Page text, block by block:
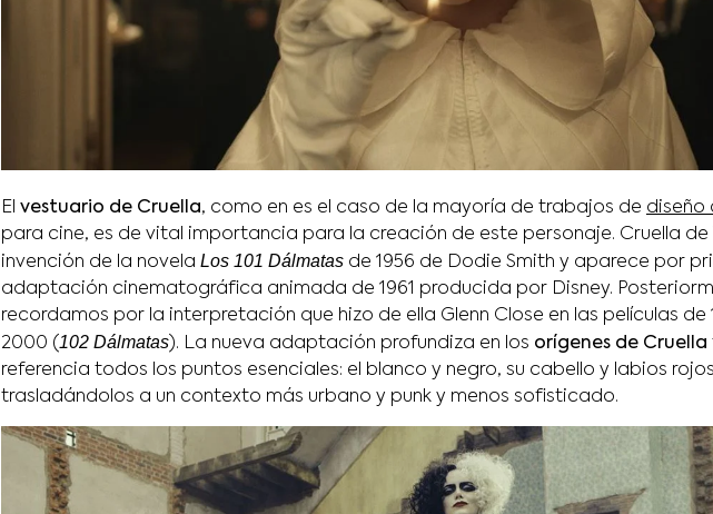
El vestuario de Cruella, como en es el caso de la mayoría de trabajos de diseño
para cine, es de vital importancia para la creación de este personaje. Cruella de
invención de la novela Los 101 Dálmatas de 1956 de Dodie Smith y aparece por
adaptación cinematográfica animada de 1961 producida por Disney.
recordamos por la interpretación que hizo de ella Glenn Close en las películas de
2000 (102 Dálmatas). La nueva adaptación profundiza en los orígenes de Cruella
referencia todos los puntos esenciales: el blanco y negro, su cabello y labios
trasladándolos a un contexto más urbano y punk y menos sofisticado.